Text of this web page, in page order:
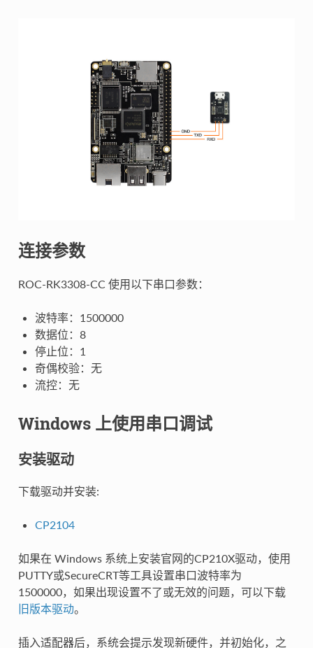
连接参数
ROC-RK3308-CC 使用以下串口参数：
波特率：1500000
数据位：8
停止位：1
奇偶校验：无
流控：无
Windows 上使用串口调试
安装驱动
下载驱动并安装:
CP2104
如果在 Windows 系统上安装官网的CP210X驱动，使用
PUTTY或SecureCRT等工具设置串口波特率为
1500000，如果出现设置不了或无效的问题，可以下载
旧版本驱动。
插入适配器后，系统会提示发现新硬件，并初始化，之